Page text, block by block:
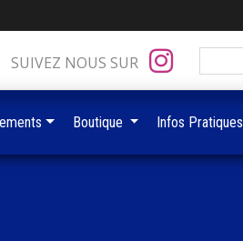
SUIVEZ NOUS SUR
Boutique Infos Pratiques